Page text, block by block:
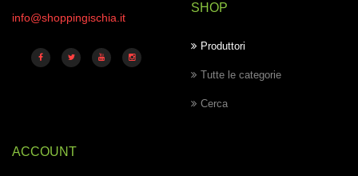
info@shoppingischia.it
SHOP
Produttori
Tutte le categorie
Cerca
ACCOUNT